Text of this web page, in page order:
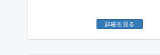
詳細を見る